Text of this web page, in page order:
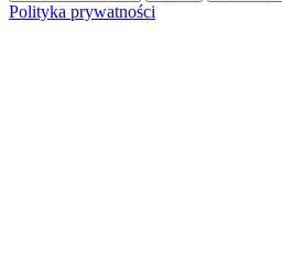
Polityka prywatności